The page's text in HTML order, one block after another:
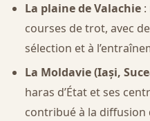
La plaine de Valachie:
courses de trot, avec
sélection et à
La Moldavie (Iași,
haras d’État et ses
contribué à la diffusion